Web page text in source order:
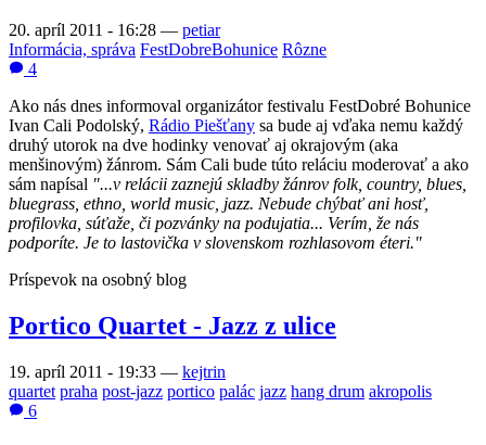
20. apríl 2011 - 16:28 — petiar
Informácia, správa FestDobreBohunice Rôzne
4
Ako nás dnes informoval organizátor festivalu FestDobré Bohunice
Ivan Cali Podolský, Rádio Piešťany sa bude aj vďaka nemu každý
druhý utorok na dve hodinky venovať aj okrajovým (aka
menšinovým) žánrom. Sám Cali bude túto reláciu moderovať a ako
sám napísal "...v relácii zaznejú skladby žánrov folk, country, blues,
bluegrass, ethno, world music, jazz. Nebude chýbať ani hosť,
profilovka, súťaže, či pozvánky na podujatia... Verím, že nás
podporíte. Je to lastovička v slovenskom rozhlasovom éteri."
Príspevok na osobný blog
Portico Quartet - Jazz z ulice
19. apríl 2011 - 19:33 — kejtrin
quartet praha post-jazz portico palác jazz hang drum akropolis
6